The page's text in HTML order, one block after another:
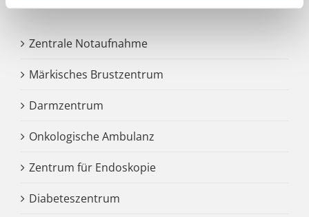
Zentrale Notaufnahme
Märkisches Brustzentrum
Darmzentrum
Onkologische Ambulanz
Zentrum für Endoskopie
Diabeteszentrum